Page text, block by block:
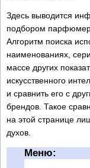
Здесь выводится
подбором
Алгоритм поиска
наименованиях,
массе других
искусственного
и сравнить его с
брендов. Такое
на этой странице
духов.
Меню: